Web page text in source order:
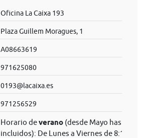
Oficina La Caixa 193
Plaza Guillem Moragues, 1
A08663619
971625080
0193@lacaixa.es
971256529
Horario deverano(desde Mayo hasta
incluidos): De Lunes a Viernes de 8:15 a